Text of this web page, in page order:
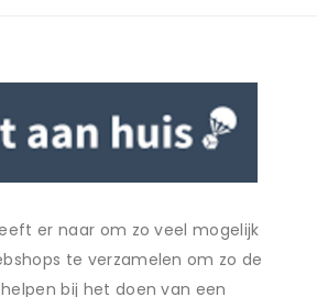
er naar om zo veel mogelijk
te verzamelen om zo de
bij het doen van een